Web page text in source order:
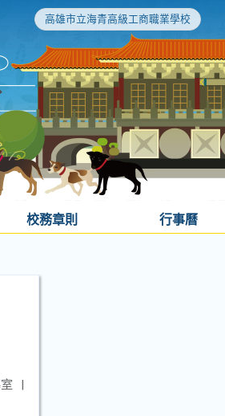
高雄市立海青高級工商職業學校
校務章則 行事曆
|